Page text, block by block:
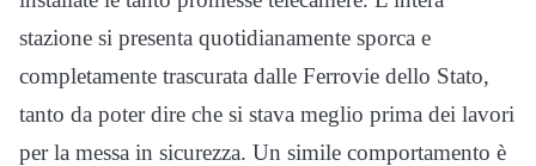
stazione si presenta quotidianamente sporca e
completamente trascurata dalle Ferrovie dello Stato,
tanto da poter dire che si stava meglio prima dei lavori
per la messa in sicurezza. Un simile comportamento è